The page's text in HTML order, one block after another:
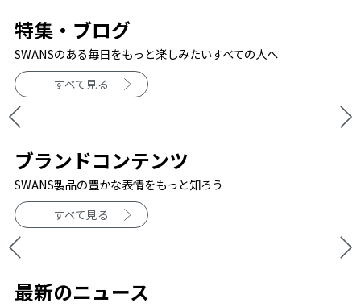
特集・ブログ
SWANSのある毎日をもっと楽しみたいすべての人へ
すべて見る
ブランドコンテンツ
SWANS製品の豊かな表情をもっと知ろう
すべて見る
最新のニュース